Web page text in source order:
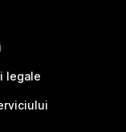
legale